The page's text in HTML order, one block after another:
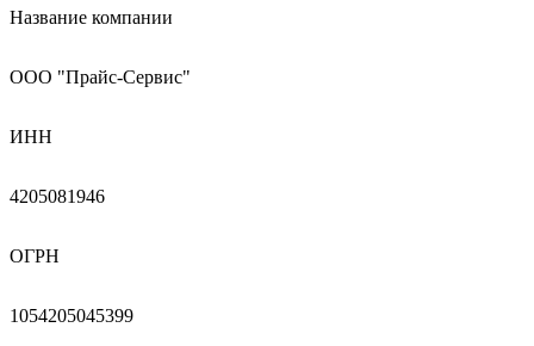
Название компании
ООО "Прайс-Сервис"
ИНН
4205081946
ОГРН
1054205045399